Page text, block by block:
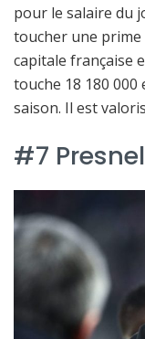
pour le salaire du
toucher une prime
capitale française
touche 18 180 000
saison. Il est
#7